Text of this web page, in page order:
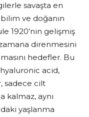
savaşta en
ve doğanın
1920’nin gelişmiş
direnmesini
hedefler. Bu
acid,
sadece cilt
kalmaz, aynı
yaşlanma